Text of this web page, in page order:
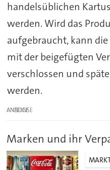
handelsüblichen
werden. Wird das
aufgebraucht, kann
mit der beigefügten
verschlossen und
werden.
ANZEIGE
Marken und ihr